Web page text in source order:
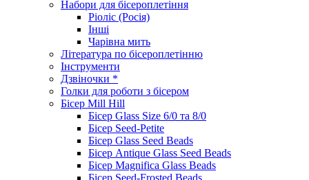
Набори для бісероплетіння
Ріоліс (Росія)
Інші
Чарівна мить
Література по бісероплетінню
Інструменти
Дзвіночки *
Голки для роботи з бісером
Бісер Mill Hill
Бісер Glass Size 6/0 та 8/0
Бісер Seed-Petite
Бісер Glass Seed Beads
Бісер Antique Glass Seed Beads
Бісер Magnifica Glass Beads
Бісер Seed-Frosted Beads